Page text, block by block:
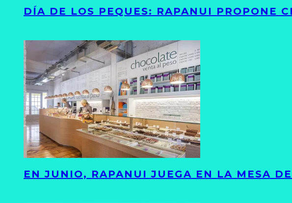
DÍA DE LOS PEQUES: RAPANUI PROPONE
EN JUNIO, RAPANUI JUEGA EN LA MESA